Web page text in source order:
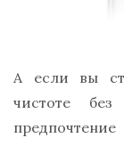
А если вы
чистоте